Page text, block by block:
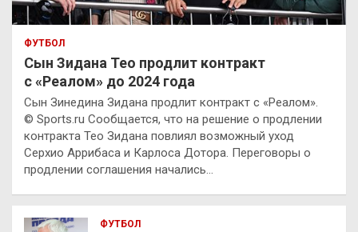
ФУТБОЛ
Сын Зидана Тео продлит контракт
с «Реалом» до 2024 года
Сын Зинедина Зидана продлит контракт с «Реалом».
© Sports.ru Сообщается, что на решение о продлении
контракта Тео Зидана повлиял возможный уход
Серхио Аррибаса и Карлоса Дотора. Переговоры о
продлении соглашения начались…
ФУТБОЛ